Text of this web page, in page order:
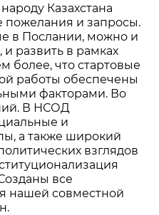
Казахстана
пожелания и запросы.
в Послании, можно и
развить в рамках
более, что стартовые
работы обеспечены
факторами. Во
В НСОД
и
а также широкий
взглядов
все
нашей совместной